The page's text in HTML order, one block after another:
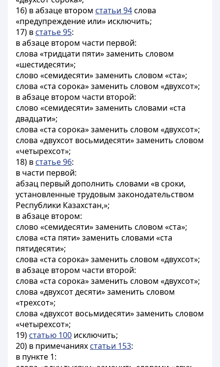
16) в абзаце втором статьи 94слова
«предупреждение или» исключить;
17) в статье 95:
в абзаце втором части первой:
слова «тридцати пяти» заменить словом
«шестидесяти»;
слово «семидесяти» заменить словом «ста»;
слова «ста сорока» заменить словом «двухсот»;
в абзаце втором части второй:
слово «семидесяти» заменить словами «ста
двадцати»;
слова «ста сорока» заменить словом «двухсот»;
слова «двухсот восьмидесяти» заменить словом
«четырехсот»;
18) в статье 96:
в части первой:
абзац первый дополнить словами «в сроки,
установленные трудовым законодательством
Республики Казахстан,»;
в абзаце втором:
слово «семидесяти» заменить словом «ста»;
слова «ста пяти» заменить словами «ста
пятидесяти»;
слова «ста сорока» заменить словом «двухсот»;
в абзаце втором части второй:
слова «ста сорока» заменить словом «двухсот»;
слова «двухсот десяти» заменить словом
«трехсот»;
слова «двухсот восьмидесяти» заменить словом
«четырехсот»;
19) статью 100 исключить;
20) в примечаниях статьи 153:
в пункте 1: